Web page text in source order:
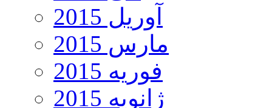
آوریل 2015
مارس 2015
فوریه 2015
ژانویه 2015